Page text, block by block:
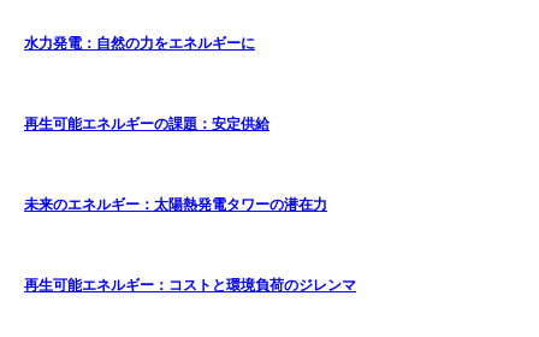
水力発電：自然の力をエネルギーに
再生可能エネルギーの課題：安定供給
未来のエネルギー：太陽熱発電タワーの潜在力
再生可能エネルギー：コストと環境負荷のジレンマ